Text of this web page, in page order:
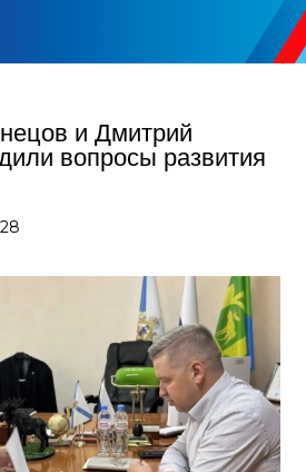
и Дмитрий
вопросы развития